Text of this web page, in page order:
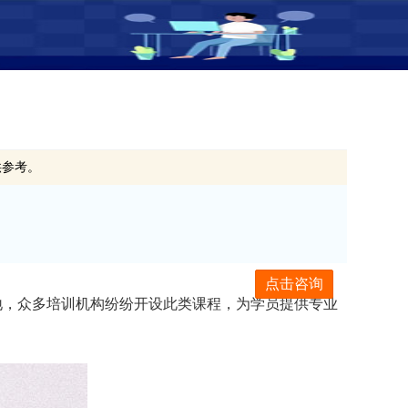
考。
点击咨询
众多培训机构纷纷开设此类课程，为学员提供专业